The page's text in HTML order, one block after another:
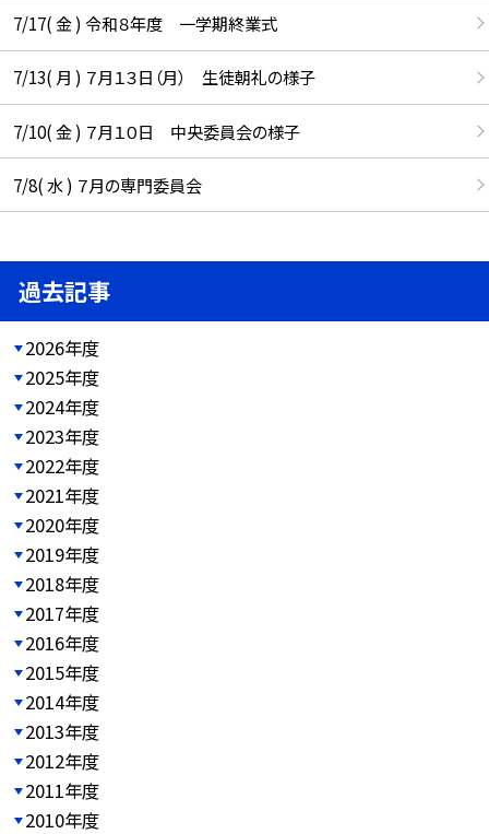
7/17( 金 ) 令和８年度 一学期終業式
7/13( 月 ) ７月１３日（月） 生徒朝礼の様子
7/10( 金 ) ７月１０日 中央委員会の様子
7/8( 水 ) ７月の専門委員会
過去記事
2026年度
2025年度
2024年度
2023年度
2022年度
2021年度
2020年度
2019年度
2018年度
2017年度
2016年度
2015年度
2014年度
2013年度
2012年度
2011年度
2010年度